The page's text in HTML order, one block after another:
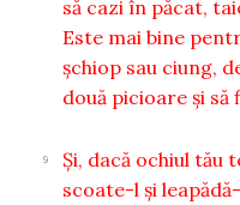
să cazi în păcat,
Este mai bine
şchiop sau ciung,
două picioare şi
9
Şi, dacă ochiul tău
scoate-l şi